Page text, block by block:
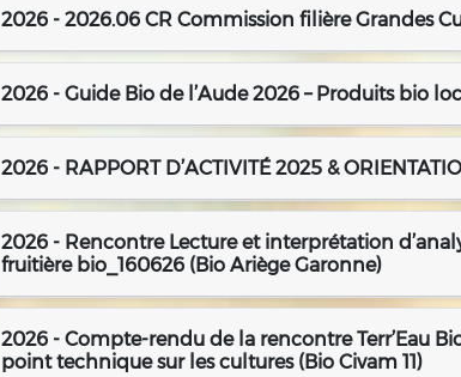
2026 - 2026.06 CR Commission filière Grandes
2026 - Guide Bio de l’Aude 2026 – Produits bio
2026 - RAPPORT D’ACTIVITÉ 2025 &
2026 - Rencontre Lecture et interprétation
fruitière bio_160626 (Bio Ariège Garonne)
2026 - Compte-rendu de la rencontre Terr’Eau
point technique sur les cultures (Bio Civam 11)